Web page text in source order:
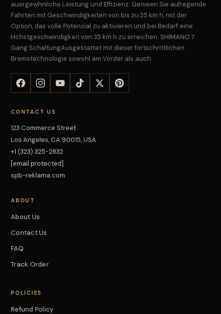
auergewhnliche Leistung und Effizienz. Genieen Sie aufregende
Fahrten mit Geschwindigkeiten von bis zu 25 km h, mit der
Option, das volle Potenzial zu aktivieren und bei Bedarf eine
Hchstgeschwindigkeit von 35 km h zu erreichen. SHIMANO 7
Gang SchaltungAusgestattet mit dieser fortschrittlichen
Bremstechnologie sowohl am Vorder als auch
CONTACT US
123 Commerce Street
Los Angeles, CA 90015, USA
+1 (323) 325-2832
[email protected]
spb-reklama.com
ABOUT
About Us
Contact Us
FAQ
Track Order
POLICIES
Refund Policy